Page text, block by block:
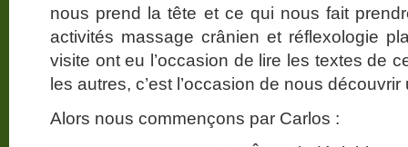
nous prend la tête et ce qui nous fait
activités massage crânien et réflexologie
visite ont eu l’occasion de lire les textes de
les autres, c’est l’occasion de nous
Alors nous commençons par Carlos :